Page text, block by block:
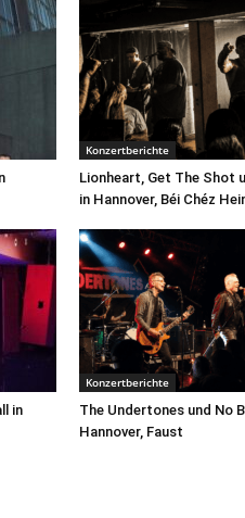
Konzertberichte
Lionheart, Get The Shot
in Hannover, Béi Chéz
in
Konzertberichte
The Undertones und No
Hannover, Faust